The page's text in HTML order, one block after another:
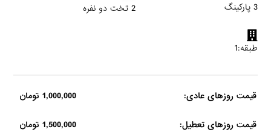
3 پارکینگ 2 تخت دو نفره
طبقه:1
قیمت روزهای عادی: 1,000,000 تومان
قیمت روزهای تعطیل: 1,500,000 تومان